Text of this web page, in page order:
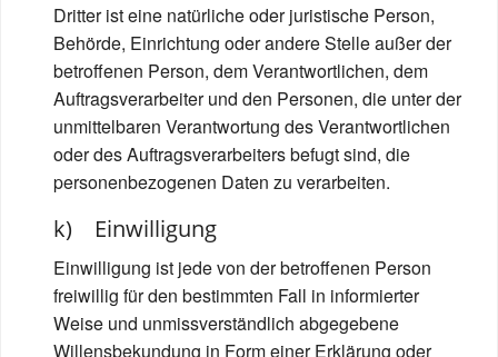
Dritter ist eine natürliche oder juristische Person,
Behörde, Einrichtung oder andere Stelle außer der
betroffenen Person, dem Verantwortlichen, dem
Auftragsverarbeiter und den Personen, die unter der
unmittelbaren Verantwortung des Verantwortlichen
oder des Auftragsverarbeiters befugt sind, die
personenbezogenen Daten zu verarbeiten.
k) Einwilligung
Einwilligung ist jede von der betroffenen Person
freiwillig für den bestimmten Fall in informierter
Weise und unmissverständlich abgegebene
Willensbekundung in Form einer Erklärung oder